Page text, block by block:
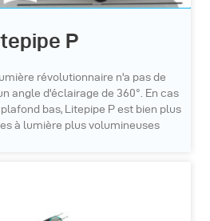
P
révolutionnaire n'a pas de
angle d'éclairage de 360°. En cas
bas, Litepipe P est bien plus
à lumière plus volumineuses